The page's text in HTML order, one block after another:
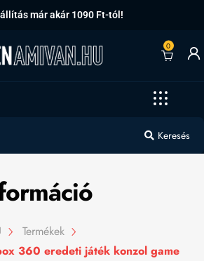
már akár 1090 Ft-tól!
0
Keresés
Termékek
360 eredeti játék konzol game